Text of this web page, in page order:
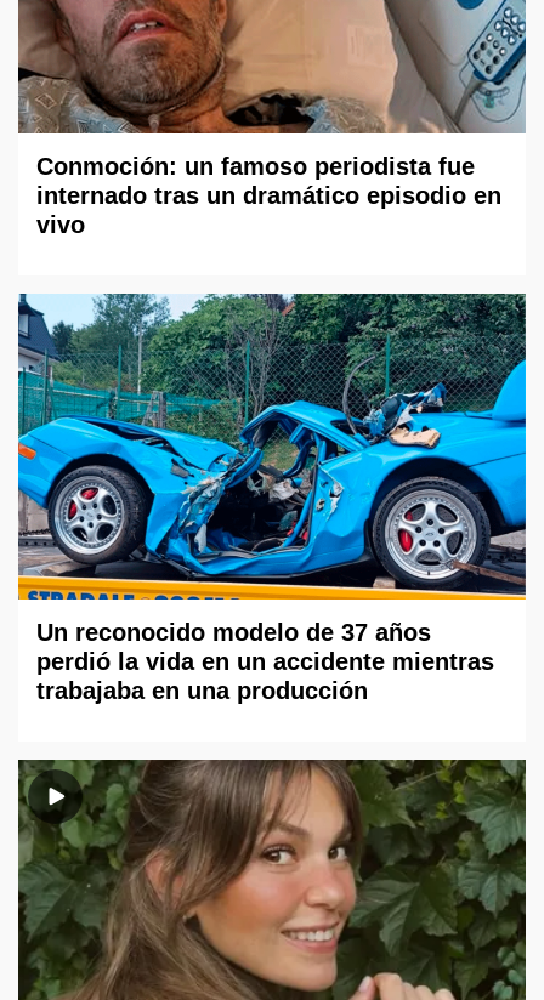
Conmoción: un famoso periodista fue
internado tras un dramático episodio en
vivo
Un reconocido modelo de 37 años
perdió la vida en un accidente mientras
trabajaba en una producción